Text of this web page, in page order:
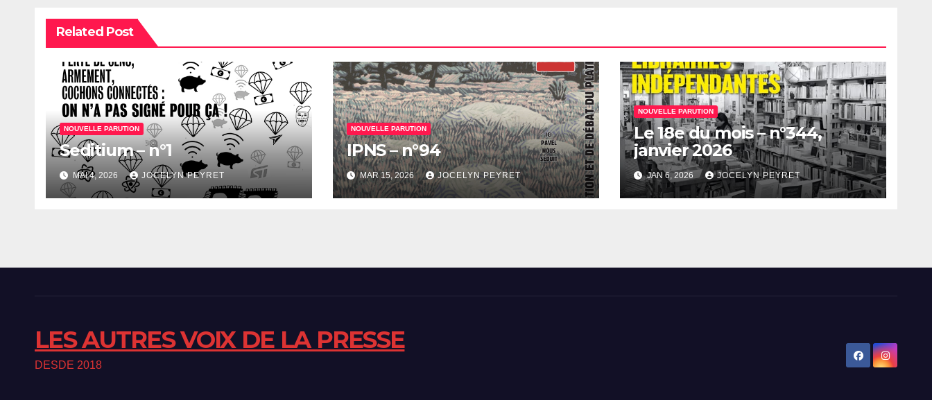
Related Post
NOUVELLE PARUTION
Seditium – n°1
MAI 4, 2026 JOCELYN PEYRET
NOUVELLE PARUTION
IPNS – n°94
MAR 15, 2026 JOCELYN PEYRET
NOUVELLE PARUTION
Le 18e du mois – n°344,
janvier 2026
JAN 6, 2026 JOCELYN PEYRET
LES AUTRES VOIX DE LA PRESSE
DESDE 2018